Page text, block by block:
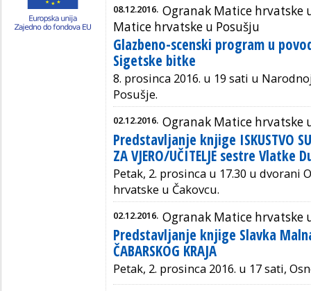
08.12.2016. Ogranak Matice hrvatske
Matice hrvatske u Posušju
Glazbeno-scenski program u
Sigetske bitke
8. prosinca 2016. u 19 sati u
Posušje.
02.12.2016. Ogranak Matice hrvatske
Predstavljanje knjige ISKUSTVO
ZA VJERO/UČITELJE sestre Vlatke
Petak, 2. prosinca u 17.30 u dvorani
hrvatske u Čakovcu.
02.12.2016. Ogranak Matice hrvatske
Predstavljanje knjige Slavka
ČABARSKOG KRAJA
Petak, 2. prosinca 2016. u 17 sati,